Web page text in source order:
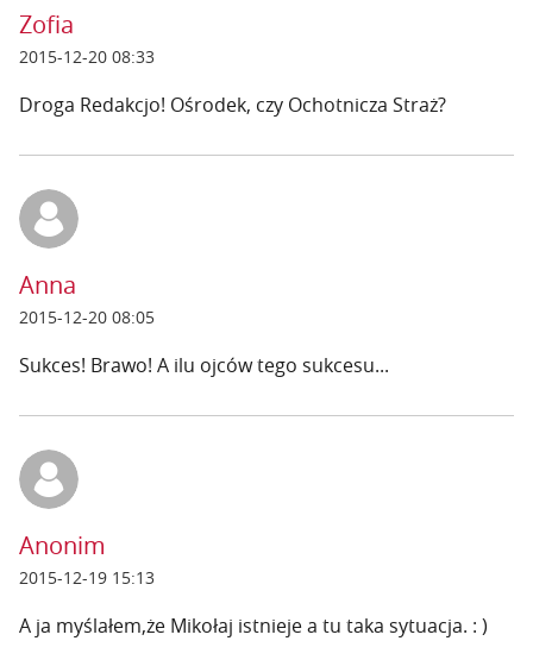
Zofia
2015-12-20 08:33
Droga Redakcjo! Ośrodek, czy Ochotnicza Straż?
Anna
2015-12-20 08:05
Sukces! Brawo! A ilu ojców tego sukcesu...
Anonim
2015-12-19 15:13
A ja myślałem,że Mikołaj istnieje a tu taka sytuacja. : )